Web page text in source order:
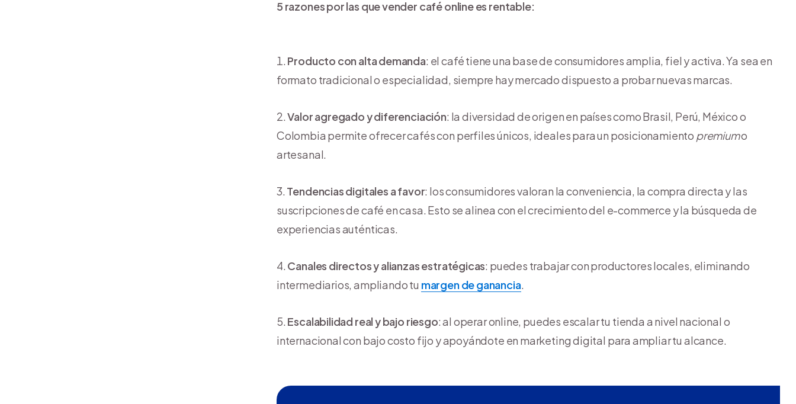
5 razones por las que vender café online es rentable:
Producto con alta demanda: el café tiene una base de consumidores amplia, fiel y activa. Ya sea en
formato tradicional o especialidad, siempre hay mercado dispuesto a probar nuevas marcas.
Valor agregado y diferenciación: la diversidad de origen en países como Brasil, Perú, México o
Colombia permite ofrecer cafés con perfiles únicos, ideales para un posicionamiento premiumo
artesanal.
Tendencias digitales a favor: los consumidores valoran la conveniencia, la compra directa y las
suscripciones de café en casa. Esto se alinea con el crecimiento del e-commerce y la búsqueda de
experiencias auténticas.
Canales directos y alianzas estratégicas: puedes trabajar con productores locales, eliminando
intermediarios, ampliando tu margen de ganancia.
Escalabilidad real y bajo riesgo: al operar online, puedes escalar tu tienda a nivel nacional o
internacional con bajo costo fijo y apoyándote en marketing digital para ampliar tu alcance.